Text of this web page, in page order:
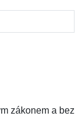
zákonem a bez